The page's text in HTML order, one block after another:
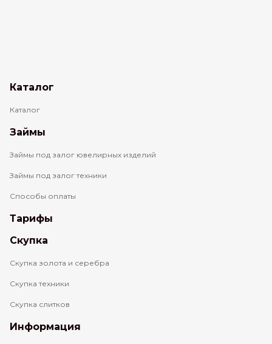
Каталог
Каталог
Займы
Займы под залог ювелирных изделий
Займы под залог техники
Способы оплаты
Тарифы
Скупка
Скупка золота и серебра
Скупка техники
Скупка слитков
Информация